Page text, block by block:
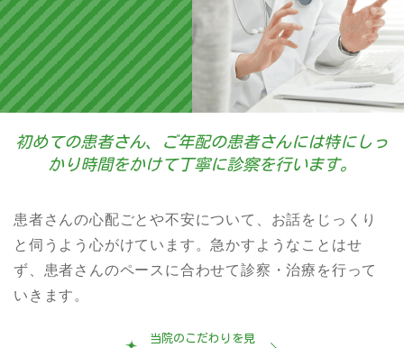
初めての患者さん、ご年配の患者さんには特にしっ
かり時間をかけて丁寧に診察を行います。
患者さんの心配ごとや不安について、お話をじっくり
と伺うよう心がけています。急かすようなことはせ
ず、患者さんのペースに合わせて診察・治療を行って
いきます。
当院のこだわりを見